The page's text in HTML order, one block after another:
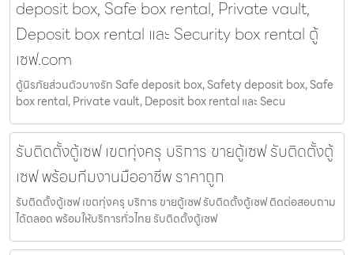
deposit box, Safe box rental, Private vault,
Deposit box rental และ Security box rental ตู้
เซฟ.com
ตู้นิรภัยส่วนตัวบางรัก Safe deposit box, Safety deposit box, Safe
box rental, Private vault, Deposit box rental และ Secu
รับติดตั้งตู้เซฟ เขตทุ่งครุ บริการ ขายตู้เซฟ รับติดตั้งตู้
เซฟ พร้อมทีมงานมืออาชีพ ราคาถูก
รับติดตั้งตู้เซฟ เขตทุ่งครุ บริการ ขายตู้เซฟ รับติดตั้งตู้เซฟ ติดต่อสอบถาม
ได้ตลอด พร้อมให้บริการทั่วไทย รับติดตั้งตู้เซฟ